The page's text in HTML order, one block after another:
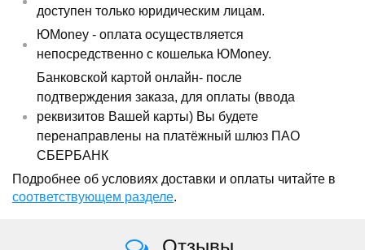
доступен только юридическим лицам.
ЮMoney - оплата осуществляется
непосредственно с кошелька ЮMoney.
Банковской картой онлайн- после
подтверждения заказа, для оплаты (ввода
реквизитов Вашей карты) Вы будете
перенаправлены на платёжный шлюз ПАО
СБЕРБАНК
Подробнее об условиях доставки и оплаты читайте в
соответствующем разделе.